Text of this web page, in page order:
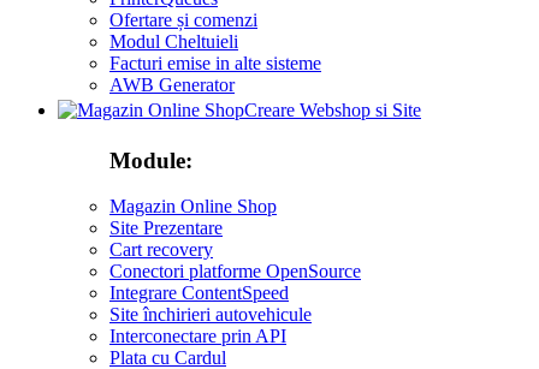
Ofertare și comenzi
Modul Cheltuieli
Facturi emise in alte sisteme
AWB Generator
Creare Webshop si Site
Module:
Magazin Online Shop
Site Prezentare
Cart recovery
Conectori platforme OpenSource
Integrare ContentSpeed
Site închirieri autovehicule
Interconectare prin API
Plata cu Cardul